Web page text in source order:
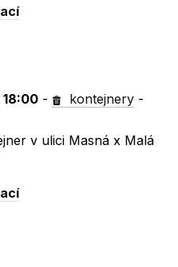
18:00 - kontejnery -
v ulici Masná x Malá